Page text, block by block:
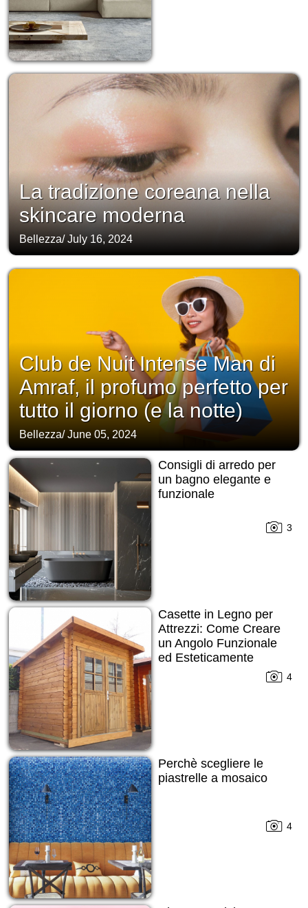
La tradizione coreana nella
skincare moderna
Bellezza/July 16, 2024
Club de Nuit Intense Man di
Amraf, il profumo perfetto per
tutto il giorno (e la notte)
Bellezza/June 05, 2024
Consigli di arredo per
un bagno elegante e
funzionale
3
Casette in Legno per
Attrezzi: Come Creare
un Angolo Funzionale
ed Esteticamente
4
Perchè scegliere le
piastrelle a mosaico
4